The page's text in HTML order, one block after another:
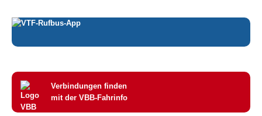
Verbindungen finden
mit der VBB-Fahrinfo